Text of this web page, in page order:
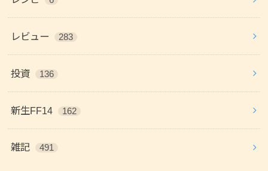
レビュー 283
投資 136
新生FF14 162
雑記 491